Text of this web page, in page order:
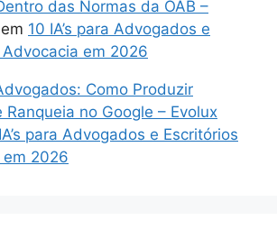
das Normas da OAB –
em 10 IA’s para Advogados e
em 2026
Como Produzir
no Google – Evolux
para Advogados e Escritórios
2026